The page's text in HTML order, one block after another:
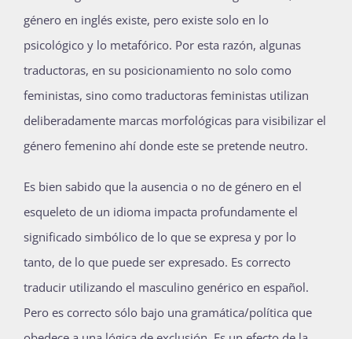
género en inglés existe, pero existe solo en lo
psicológico y lo metafórico. Por esta razón, algunas
traductoras, en su posicionamiento no solo como
feministas, sino como traductoras feministas utilizan
deliberadamente marcas morfológicas para visibilizar el
género femenino ahí donde este se pretende neutro.
Es bien sabido que la ausencia o no de género en el
esqueleto de un idioma impacta profundamente el
significado simbólico de lo que se expresa y por lo
tanto, de lo que puede ser expresado. Es correcto
traducir utilizando el masculino genérico en español.
Pero es correcto sólo bajo una gramática/política que